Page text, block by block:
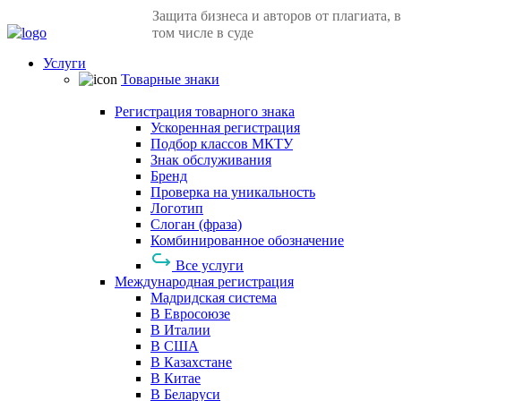
Защита бизнеса и авторов от плагиата, в
том числе в суде
Услуги
Товарные знаки
Регистрация товарного знака
Ускоренная регистрация
Подбор классов МКТУ
Знак обслуживания
Бренд
Проверка на уникальность
Логотип
Слоган (фраза)
Комбинированное обозначение
Все услуги
Международная регистрация
Мадридская система
В Евросоюзе
В Италии
В США
В Казахстане
В Китае
В Беларуси